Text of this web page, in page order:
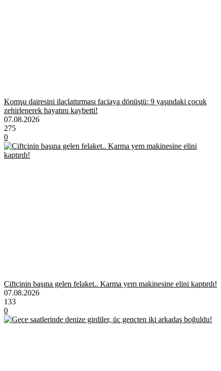
Komşu dairesini ilaçlattırması faciaya dönüştü: 9 yaşındaki çocuk
zehirlenerek hayatını kaybetti!
07.08.2026
275
0
Çiftçinin başına gelen felaket.. Karma yem makinesine elini kaptırdı!
07.08.2026
133
0